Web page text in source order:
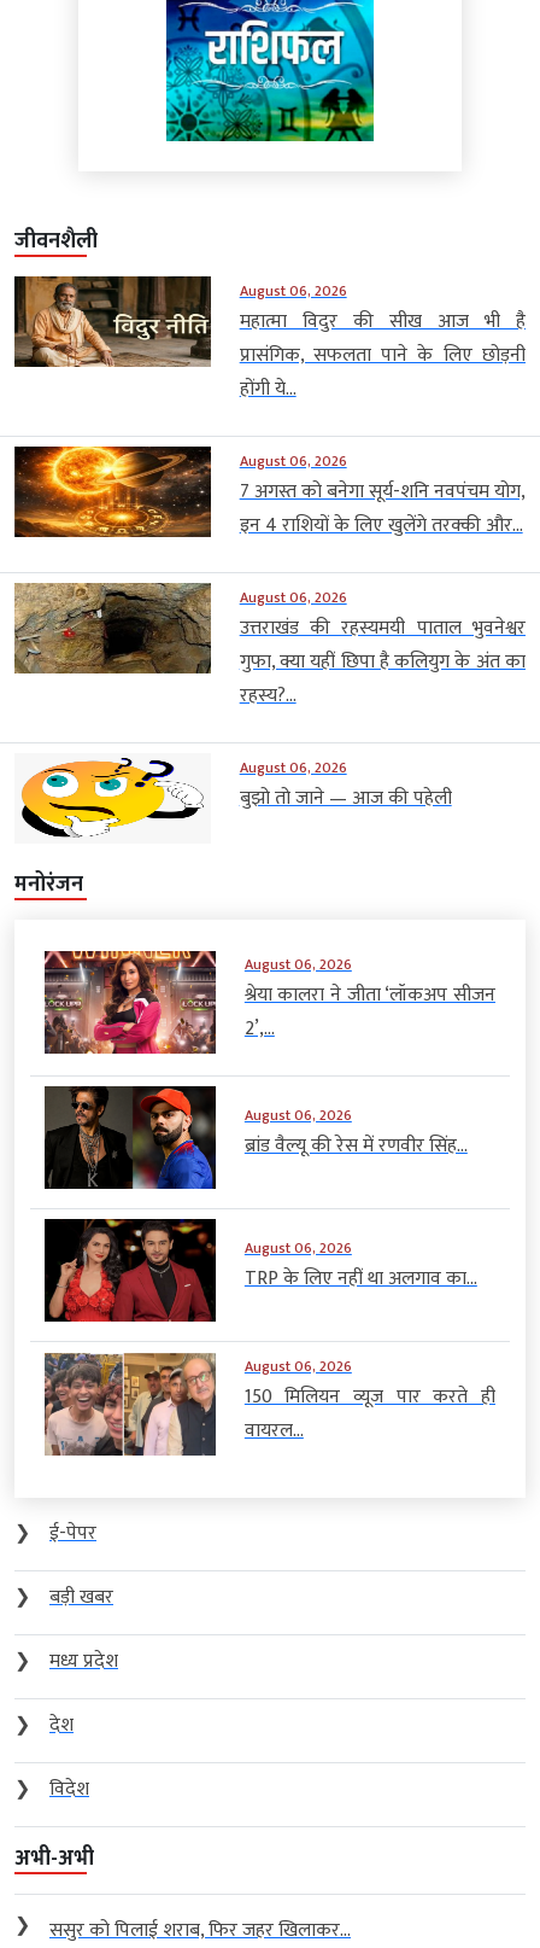
जीवनशैली
August 06, 2026
महात्मा विदुर की सीख आज भी है
प्रासंगिक, सफलता पाने के लिए छोड़नी
होंगी ये...
August 06, 2026
7 अगस्त को बनेगा सूर्य-शनि नवपंचम योग,
इन 4 राशियों के लिए खुलेंगे तरक्की और...
August 06, 2026
उत्तराखंड की रहस्यमयी पाताल भुवनेश्वर
गुफा, क्या यहीं छिपा है कलियुग के अंत का
रहस्य?...
August 06, 2026
बुझो तो जाने — आज की पहेली
मनोरंजन
August 06, 2026
श्रेया कालरा ने जीता ‘लॉकअप सीजन
2’,...
August 06, 2026
ब्रांड वैल्यू की रेस में रणवीर सिंह...
August 06, 2026
TRP के लिए नहीं था अलगाव का...
August 06, 2026
150 मिलियन व्यूज पार करते ही
वायरल...
❯
ई-पेपर
❯
बड़ी खबर
❯
मध्य प्रदेश
❯
देश
❯
विदेश
अभी-अभी
❯ ससुर को पिलाई शराब, फिर जहर खिलाकर...